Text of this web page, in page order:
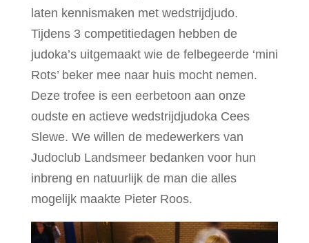
laten kennismaken met wedstrijdjudo.
Tijdens 3 competitiedagen hebben de
judoka’s uitgemaakt wie de felbegeerde ‘mini
Rots’ beker mee naar huis mocht nemen.
Deze trofee is een eerbetoon aan onze
oudste en actieve wedstrijdjudoka Cees
Slewe. We willen de medewerkers van
Judoclub Landsmeer bedanken voor hun
inbreng en natuurlijk de man die alles
mogelijk maakte Pieter Roos.